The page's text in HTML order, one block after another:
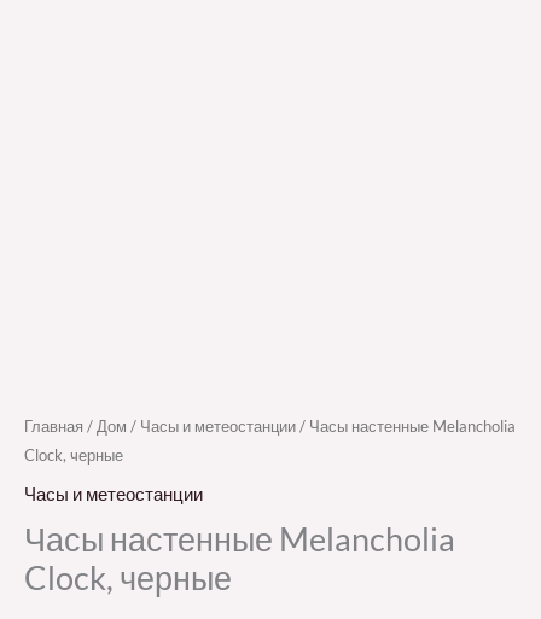
Главная / Дом / Часы и метеостанции/ Часы настенные Melancholia
Clock, черные
Часы и метеостанции
Часы настенные Melancholia
Clock, черные